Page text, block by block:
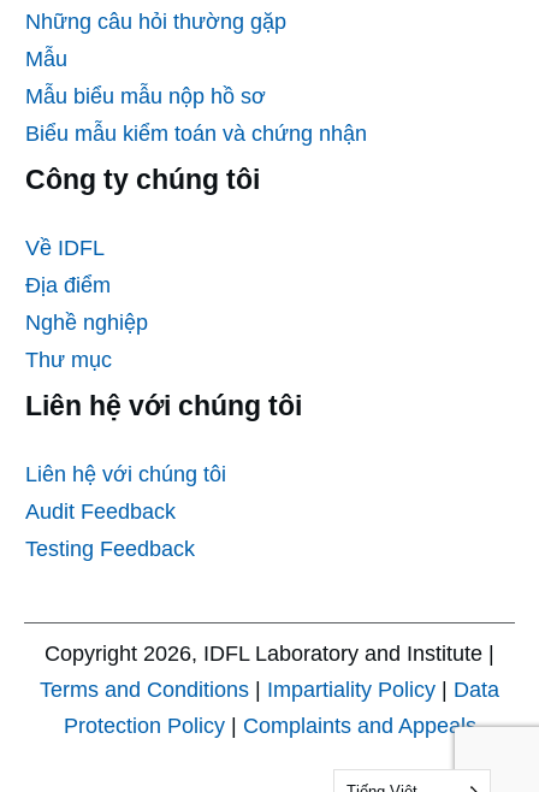
Những câu hỏi thường gặp
Mẫu
Mẫu biểu mẫu nộp hồ sơ
Biểu mẫu kiểm toán và chứng nhận
Công ty chúng tôi
Về IDFL
Địa điểm
Nghề nghiệp
Thư mục
Liên hệ với chúng tôi
Liên hệ với chúng tôi
Audit Feedback
Testing Feedback
Copyright 2026, IDFL Laboratory and Institute |
Terms and Conditions
Impartiality Policy
Data
Protection Policy| Complaints and Appeals